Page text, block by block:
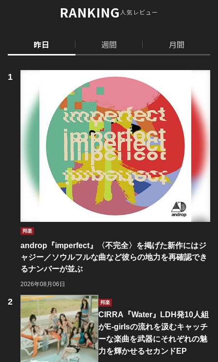
RANKING人気レビュー
昨日 週間 月間
邦楽
androp『imperfect』〈不完全〉を掲げた新作にはジ
ャジー／ソウルフルな曲など彼らの地力を再確認でき
るナンバーが並ぶ
2026年08月06日
邦楽
CIRRA『Water』LDH発10人組
がE-girlsの流れを汲むキャッチ
ーな楽曲を武器にそれぞれの魅
力を輝かせるセカンドEP